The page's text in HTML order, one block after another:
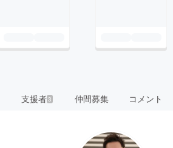
支援者3 仲間募集 コメント